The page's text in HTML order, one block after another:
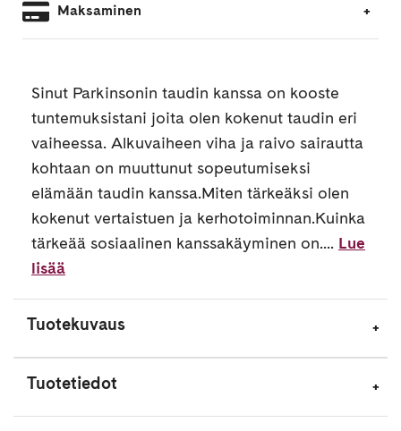
Maksaminen
Sinut Parkinsonin taudin kanssa on kooste
tuntemuksistani joita olen kokenut taudin eri
vaiheessa. Alkuvaiheen viha ja raivo sairautta
kohtaan on muuttunut sopeutumiseksi
elämään taudin kanssa.Miten tärkeäksi olen
kokenut vertaistuen ja kerhotoiminnan.Kuinka
tärkeää sosiaalinen kanssakäyminen on.... Lue
lisää
Tuotekuvaus
Tuotetiedot